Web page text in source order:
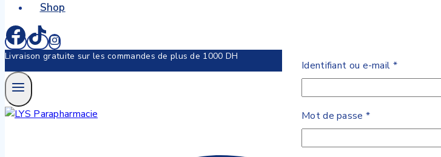
Shop
Livraison gratuite sur les commandes de plus de 1000 DH
Identifiant ou e-mail *Obligatoire
Mot de passe *Obligatoire